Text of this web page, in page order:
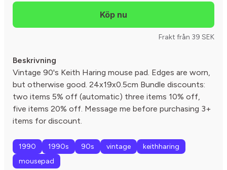
Frakt från 39 SEK
Beskrivning
Vintage 90's Keith Haring mouse pad. Edges are worn,
but otherwise good. 24x19x0.5cm Bundle discounts:
two items 5% off (automatic) three items 10% off,
five items 20% off. Message me before purchasing 3+
items for discount.
1990 1990s 90s vintage
keithharing
mousepad